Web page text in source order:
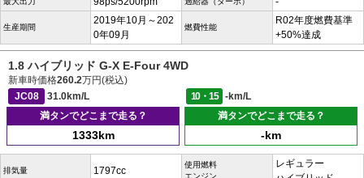
生産期間
2019年10月～202
0年09月
燃費性能
R02年度燃費基準
+50%達成
1.8 ハイブリッド G-X E-Four 4WD
新車時価格260.2万円(税込)
JC08
31.0km/L 10・15
-km/L
満タンでどこまで走る？
1333km
満タンでどこまで走る？
-km
排気量 1797cc
使用燃料
エンジン
レギュラー